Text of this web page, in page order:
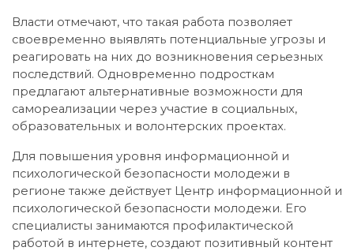
Власти отмечают, что такая работа позволяет
своевременно выявлять потенциальные угрозы и
реагировать на них до возникновения серьезных
последствий. Одновременно подросткам
предлагают альтернативные возможности для
самореализации через участие в социальных,
образовательных и волонтерских проектах.
Для повышения уровня информационной и
психологической безопасности молодежи в
регионе также действует Центр информационной и
психологической безопасности молодежи. Его
специалисты занимаются профилактической
работой в интернете, создают позитивный контент